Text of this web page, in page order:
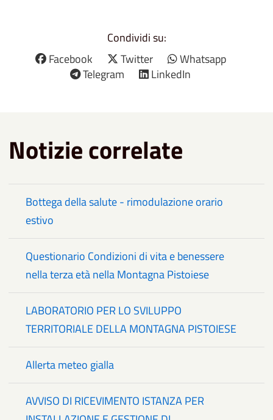
Condividi su:
Facebook
Twitter
Whatsapp
Telegram
LinkedIn
Notizie correlate
Bottega della salute - rimodulazione orario
estivo
Questionario Condizioni di vita e benessere
nella terza età nella Montagna Pistoiese
LABORATORIO PER LO SVILUPPO
TERRITORIALE DELLA MONTAGNA PISTOIESE
Allerta meteo gialla
AVVISO DI RICEVIMENTO ISTANZA PER